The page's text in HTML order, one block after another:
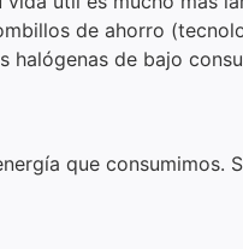
de ahorro
halógenas de bajo
que consumimos.